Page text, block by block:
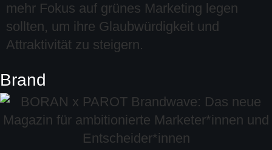
mehr Fokus auf grünes Marketing legen
sollten, um ihre Glaubwürdigkeit und
Attraktivität zu steigern.
Brand